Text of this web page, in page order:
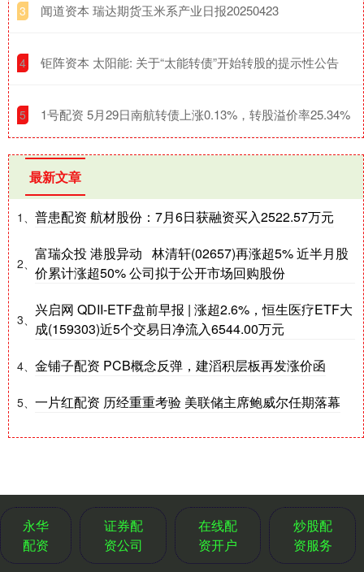
3 ​闻道资本 瑞达期货玉米系产业日报20250423
4 ​钜阵资本 太阳能: 关于“太能转债”开始转股的提示性公告
5 ​1号配资 5月29日南航转债上涨0.13%，转股溢价率25.34%
最新文章
1、 普患配资 航材股份：7月6日获融资买入2522.57万元
2、
富瑞众投 港股异动 林清轩(02657)再涨超5% 近半月股
价累计涨超50% 公司拟于公开市场回购股份
3、
兴启网 QDII-ETF盘前早报 | 涨超2.6%，恒生医疗ETF大
成(159303)近5个交易日净流入6544.00万元
4、 金铺子配资 PCB概念反弹，建滔积层板再发涨价函
5、 一片红配资 历经重重考验 美联储主席鲍威尔任期落幕
永华
配资
证券配
资公司
在线配
资开户
炒股配
资服务